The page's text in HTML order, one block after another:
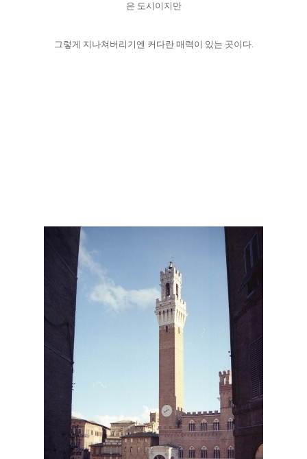
은 도시이지만
그렇게 지나쳐버리기엔 커다란 매력이 있는 곳이다.